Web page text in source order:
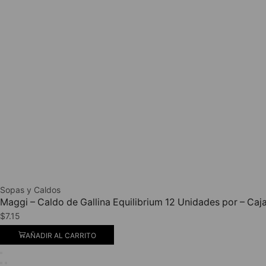
Sopas y Caldos
Maggi – Caldo de Gallina Equilibrium 12 Unidades por –
$7.15
AÑADIR AL CARRITO